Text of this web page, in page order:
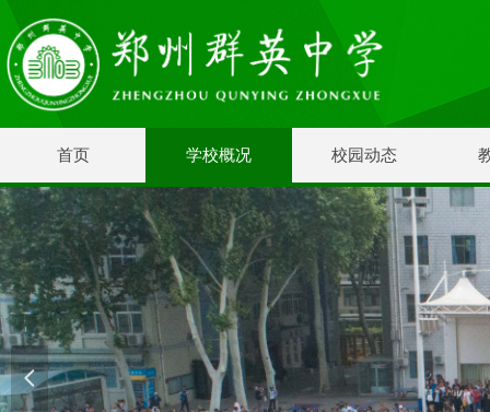
首页 学校概况 校园动态
넳